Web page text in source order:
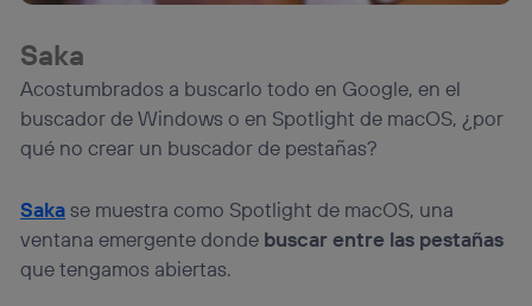
Saka
Acostumbrados a buscarlo todo en Google, en el
buscador de Windows o en Spotlight de macOS, ¿por
qué no crear un buscador de pestañas?
Sakase muestra como Spotlight de macOS, una
ventana emergente donde buscar entre las pestañas
que tengamos abiertas.